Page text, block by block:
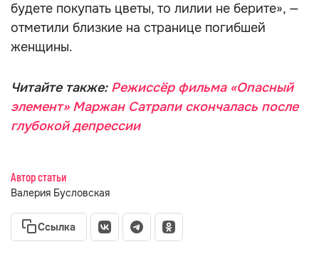
будете покупать цветы, то лилии не берите», —
отметили близкие на странице погибшей
женщины.
Читайте также: Режиссёр фильма «Опасный
элемент» Маржан Сатрапи скончалась после
глубокой депрессии
Автор статьи
Валерия Бусловская
Ссылка